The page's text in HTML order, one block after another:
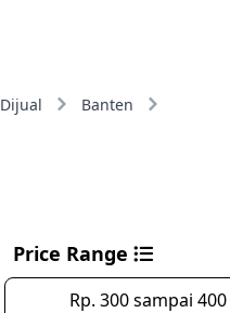
Dijual
Banten
Price Range
Rp. 300 sampai